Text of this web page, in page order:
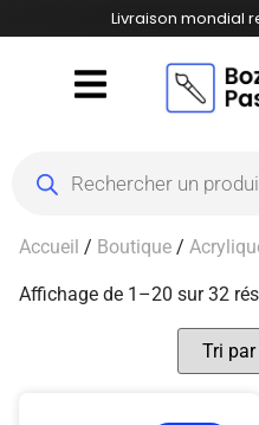
Livraison mondial
Accueil / Boutique /
Affichage de 1–20 sur 32